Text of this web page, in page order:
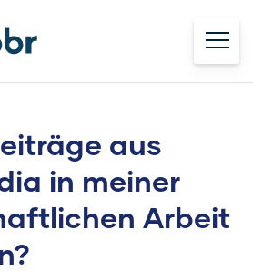
aus
in meiner
Arbeit